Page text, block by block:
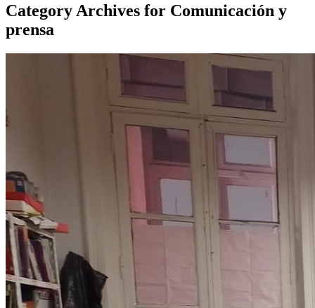
Category Archives for Comunicación y
prensa